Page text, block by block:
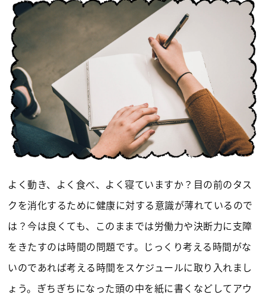
よく動き、よく食べ、よく寝ていますか？目の前のタス
クを消化するために健康に対する意識が薄れているので
は？今は良くても、このままでは労働力や決断力に支障
をきたすのは時間の問題です。じっくり考える時間がな
いのであれば考える時間をスケジュールに取り入れまし
ょう。ぎちぎちになった頭の中を紙に書くなどしてアウ